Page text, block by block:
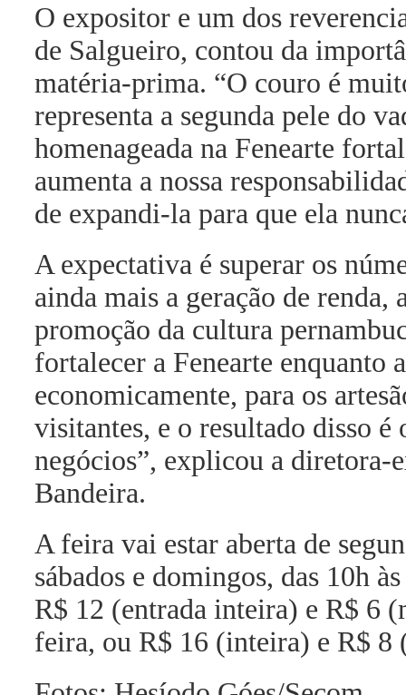
O expositor e um dos
de Salgueiro, contou da
matéria-prima. “O couro é
representa a segunda pele do
homenageada na Fenearte
aumenta a nossa
de expandi-la para que ela
A expectativa é superar os
ainda mais a geração de renda,
promoção da cultura
fortalecer a Fenearte enquanto
economicamente, para os
visitantes, e o resultado disso
negócios”, explicou a diretora-
Bandeira.
A feira vai estar aberta de
sábados e domingos, das 10h
R$ 12 (entrada inteira) e R$ 6
feira, ou R$ 16 (inteira) e R$ 8